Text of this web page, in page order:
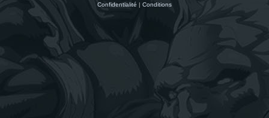
Confidentialité | Conditions